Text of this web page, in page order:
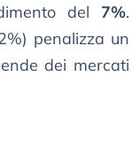
del 7%.
penalizza un
dei mercati